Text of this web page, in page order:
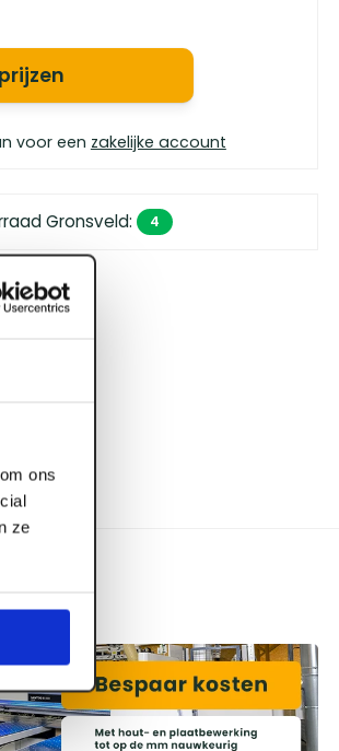
ons
ze
voor een zakelijke account
Gronsveld: 4